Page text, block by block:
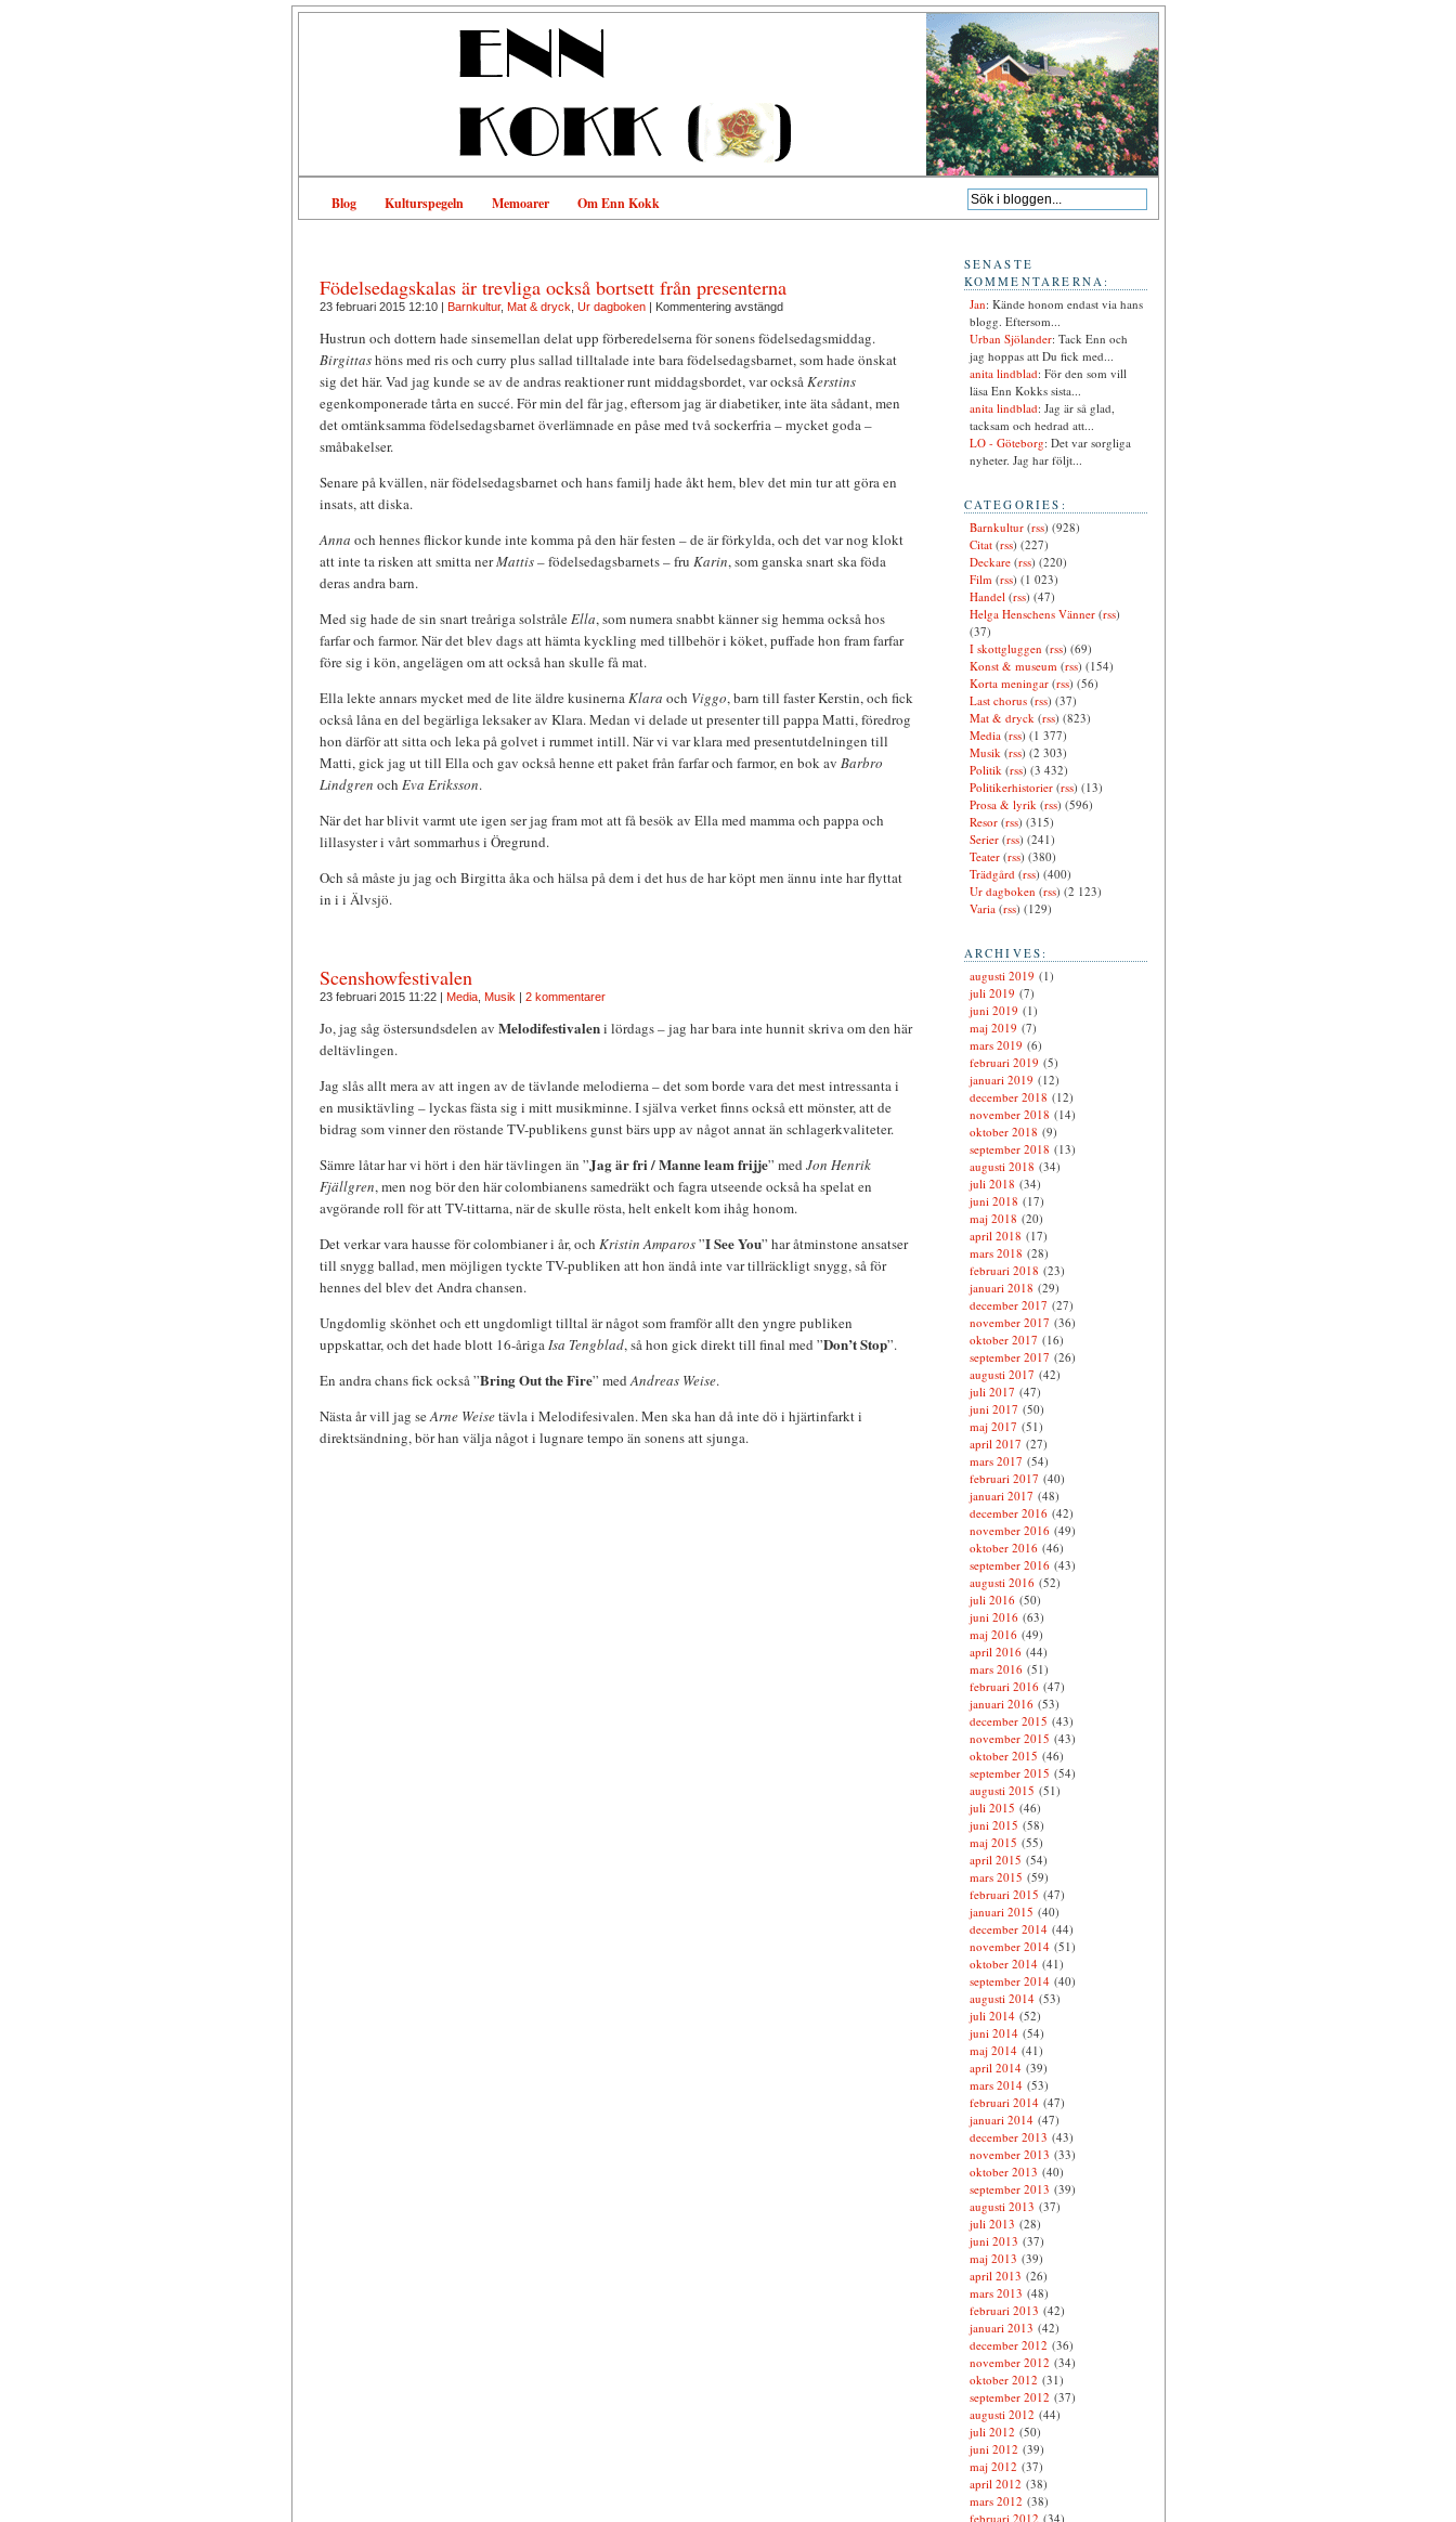
Blog Kulturspegeln Memoarer Om Enn Kokk
Födelsedagskalas är trevliga också bortsett från presenterna
23 februari 2015 12:10 | Barnkultur, Mat & dryck Ur dagboken| Kommentering avstängd
Hustrun och dottern hade sinsemellan delat upp förberedelserna för sonens födelsedagsmiddag.
Birgittashöns med ris och curry plus sallad tilltalade inte bara födelsedagsbarnet, som hade önskat
sig det här. Vad jag kunde se av de andras reaktioner runt middagsbordet, var ocksåKerstins
egenkomponerade tårta en succé. För min del får jag, eftersom jag är diabetiker, inte äta sådant, men
det omtänksamma födelsedagsbarnet överlämnade en påse med två sockerfria – mycket goda –
småbakelser.
Senare på kvällen, när födelsedagsbarnet och hans familj hade åkt hem, blev det min tur att göra en
insats, att diska.
Anna och hennes flickor kunde inte komma på den här festen – de är förkylda, och det var nog klokt
att inte ta risken att smitta nerMattis– födelsedagsbarnets – fru Karin, som ganska snart ska föda
deras andra barn.
Med sig hade de sin snart treåriga solstråleElla, som numera snabbt känner sig hemma också hos
farfar och farmor. När det blev dags att hämta kyckling med tillbehör i köket, puffade hon fram farfar
före sig i kön, angelägen om att också han skulle få mat.
Ella lekte annars mycket med de lite äldre kusinernaKlara och Viggo, barn till faster Kerstin, och fick
också låna en del begärliga leksaker av Klara. Medan vi delade ut presenter till pappa Matti, föredrog
hon därför att sitta och leka på golvet i rummet intill. När vi var klara med presentutdelningen till
Matti, gick jag ut till Ella och gav också henne ett paket från farfar och farmor, en bok av Barbro
Lindgren och Eva Eriksson.
När det har blivit varmt ute igen ser jag fram mot att få besök av Ella med mamma och pappa och
lillasyster i vårt sommarhus i Öregrund.
Och så måste ju jag och Birgitta åka och hälsa på dem i det hus de har köpt men ännu inte har flyttat
in i i Älvsjö.
Scenshowfestivalen
23 februari 2015 11:22 | Media, Musik | 2 kommentarer
Jo, jag såg östersundsdelen av Melodifestivaleni lördags – jag har bara inte hunnit skriva om den här
deltävlingen.
Jag slås allt mera av att ingen av de tävlande melodierna – det som borde vara det mest intressanta i
en musiktävling – lyckas fästa sig i mitt musikminne. I själva verket finns också ett mönster, att de
bidrag som vinner den röstande TV-publikens gunst bärs upp av något annat än schlagerkvaliteter.
Sämre låtar har vi hört i den här tävlingen än ”Jag är fri / Manne leam frijje” med Jon Henrik
Fjällgren, men nog bör den här colombianens samedräkt och fagra utseende också ha spelat en
avgörande roll för att TV-tittarna, när de skulle rösta, helt enkelt kom ihåg honom.
Det verkar vara hausse för colombianer i år, och Kristin Amparos”I See You” har åtminstone ansatser
till snygg ballad, men möjligen tyckte TV-publiken att hon ändå inte var tillräckligt snygg, så för
hennes del blev det Andra chansen.
Ungdomlig skönhet och ett ungdomligt tilltal är något som framför allt den yngre publiken
uppskattar, och det hade blott 16-årigaIsa Tengblad, så hon gick direkt till final med ”Don’t Stop”.
En andra chans fick också ”Bring Out the Fire” medAndreas Weise.
Nästa år vill jag seArne Weisetävla i Melodifesivalen. Men ska han då inte dö i hjärtinfarkt i
direktsändning, bör han välja något i lugnare tempo än sonens att sjunga.
SENASTE
KOMMENTARERNA:
Jan: Kände honom endast via hans
blogg. Eftersom...
Urban Sjölander: Tack Enn och
jag hoppas att Du fick med...
anita lindblad: För den som vill
läsa Enn Kokks sista...
anita lindblad: Jag är så glad,
tacksam och hedrad att...
LO - Göteborg: Det var sorgliga
nyheter. Jag har följt...
CATEGORIES:
Barnkultur(rss) (928)
Citat(rss) (227)
Deckare(rss) (220)
Film(rss) (1 023)
Handel(rss) (47)
Helga Henschens Vänner(rss)
(37)
I skottgluggen (rss) (69)
Konst & museum(rss) (154)
Korta meningar(rss) (56)
Last chorus(rss) (37)
Mat & dryck(rss) (823)
Media(rss) (1 377)
Musik(rss) (2 303)
Politik(rss) (3 432)
Politikerhistorier(rss) (13)
Prosa & lyrik(rss) (596)
Resor(rss) (315)
Serier(rss) (241)
Teater(rss) (380)
Trädgård(rss) (400)
Ur dagboken (rss) (2 123)
Varia(rss) (129)
ARCHIVES:
augusti 2019 (1)
juli 2019 (7)
juni 2019 (1)
maj 2019 (7)
mars 2019 (6)
februari 2019 (5)
januari 2019 (12)
december 2018 (12)
november 2018 (14)
oktober 2018 (9)
september 2018 (13)
augusti 2018 (34)
juli 2018 (34)
juni 2018 (17)
maj 2018 (20)
april 2018 (17)
mars 2018 (28)
februari 2018 (23)
januari 2018 (29)
december 2017 (27)
november 2017 (36)
oktober 2017 (16)
september 2017 (26)
augusti 2017 (42)
juli 2017 (47)
juni 2017 (50)
maj 2017 (51)
april 2017 (27)
mars 2017 (54)
februari 2017 (40)
januari 2017 (48)
december 2016(42)
november 2016(49)
oktober 2016(46)
september 2016(43)
augusti 2016(52)
juli 2016(50)
juni 2016(63)
maj 2016(49)
april 2016(44)
mars 2016(51)
februari 2016(47)
januari 2016(53)
december 2015 (43)
november 2015 (43)
oktober 2015 (46)
september 2015 (54)
augusti 2015 (51)
juli 2015 (46)
juni 2015 (58)
maj 2015 (55)
april 2015 (54)
mars 2015 (59)
februari 2015 (47)
januari 2015 (40)
december 2014(44)
november 2014(51)
oktober 2014(41)
september 2014(40)
augusti 2014(53)
juli 2014(52)
juni 2014(54)
maj 2014(41)
april 2014(39)
mars 2014(53)
februari 2014(47)
januari 2014(47)
december 2013 (43)
november 2013 (33)
oktober 2013 (40)
september 2013 (39)
augusti 2013 (37)
juli 2013 (28)
juni 2013 (37)
maj 2013 (39)
april 2013 (26)
mars 2013 (48)
februari 2013 (42)
januari 2013 (42)
december 2012 (36)
november 2012 (34)
oktober 2012 (31)
september 2012 (37)
augusti 2012 (44)
juli 2012 (50)
juni 2012 (39)
maj 2012 (37)
april 2012 (38)
mars 2012 (38)
februari 2012 (34)